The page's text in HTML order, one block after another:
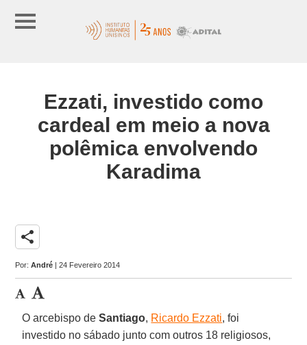
Ezzati, investido como
cardeal em meio a nova
polêmica envolvendo
Karadima
share
Por:André | 24 Fevereiro 2014
O arcebispo deSantiago, Ricardo Ezzati, foi
investido no sábado junto com outros 18 religiosos,